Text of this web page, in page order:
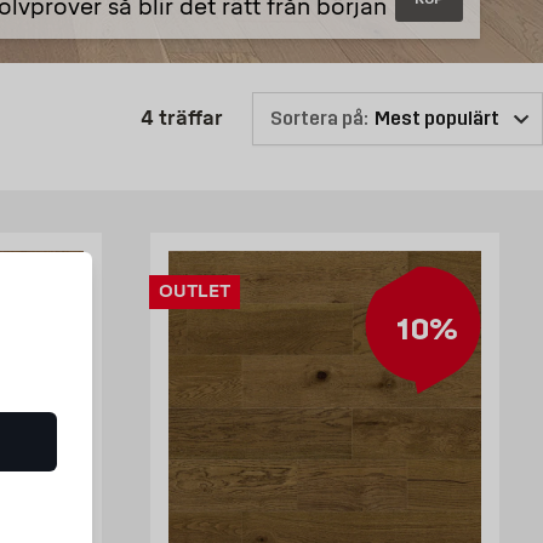
så blir det rätt från början
4 träffarProduktlistan är uppdaterad: 4
Sortera på:
10%
OUTLET